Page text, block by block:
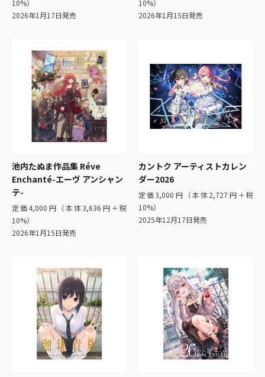
10%）
2026年1月17日発売
10%）
2026年1月15日発売
池内たぬま作品集 Réve
Enchanté-エーヴ アンシャン
テ-
定価4,000円（本体3,636円＋税
10%）
2026年1月15日発売
カントク アーティストカレン
ダー2026
定価3,000円（本体2,727円＋税
10%）
2025年12月17日発売